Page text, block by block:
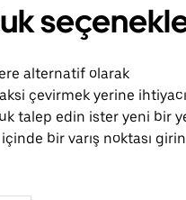
alternatif olarak
çevirmek yerine
talep edin ister yeni bir
bir varış noktası